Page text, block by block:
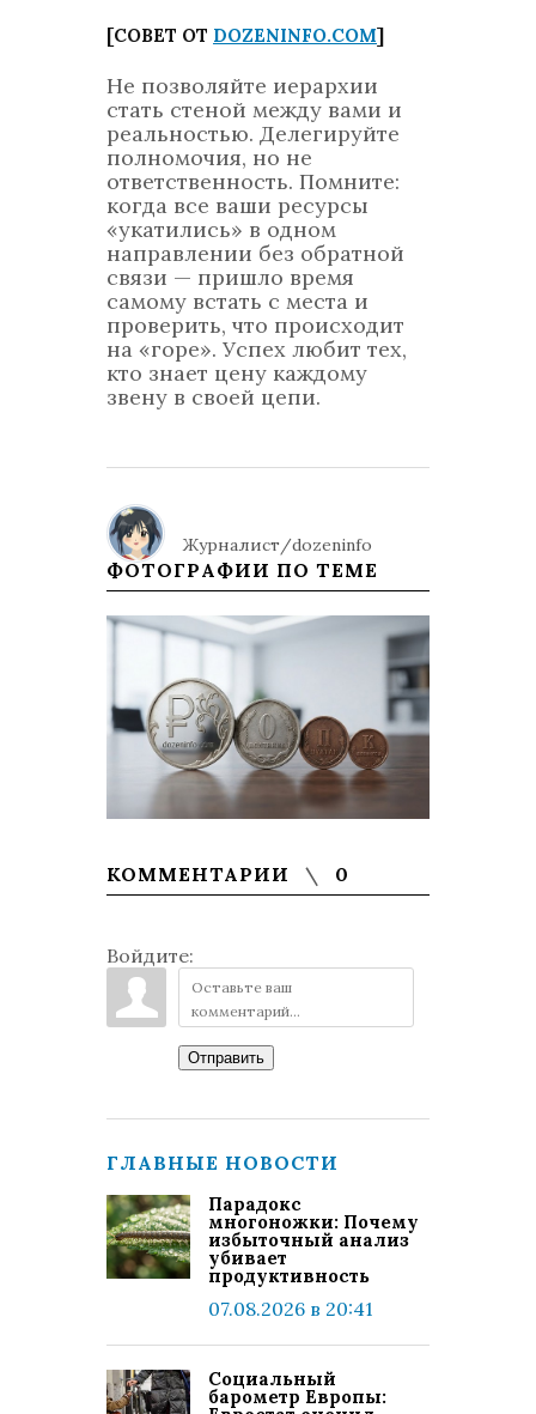
[СОВЕТ ОТ DOZENINFO.COM]
Не позволяйте иерархии
стать стеной между вами и
реальностью. Делегируйте
полномочия, но не
ответственность. Помните:
когда все ваши ресурсы
«укатились» в одном
направлении без обратной
связи — пришло время
самому встать с места и
проверить, что происходит
на «горе». Успех любит тех,
кто знает цену каждому
звену в своей цепи.
Журналист/dozeninfo
ФОТОГРАФИИ ПО ТЕМЕ
КОММЕНТАРИИ 0
Войдите:
Отправить
ГЛАВНЫЕ НОВОСТИ
Парадокс
многоножки: Почему
избыточный анализ
убивает
продуктивность
07.08.2026 в 20:41
Социальный
барометр Европы: